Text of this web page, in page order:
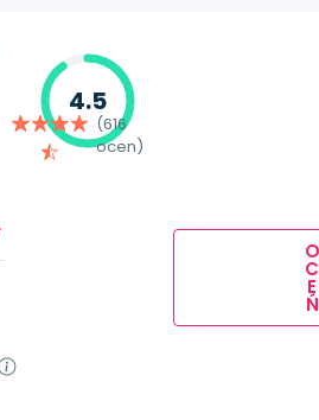
4.5
(616
ocen)
O
C
E
Ń